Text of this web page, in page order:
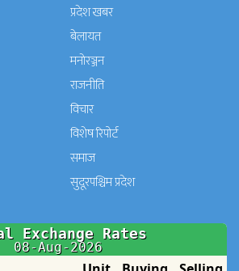
प्रदेश खबर
बेलायत
मनाेरञ्जन
राजनीति
विचार
विशेष रिपोर्ट
समाज
सुदूरपश्चिम प्रदेश